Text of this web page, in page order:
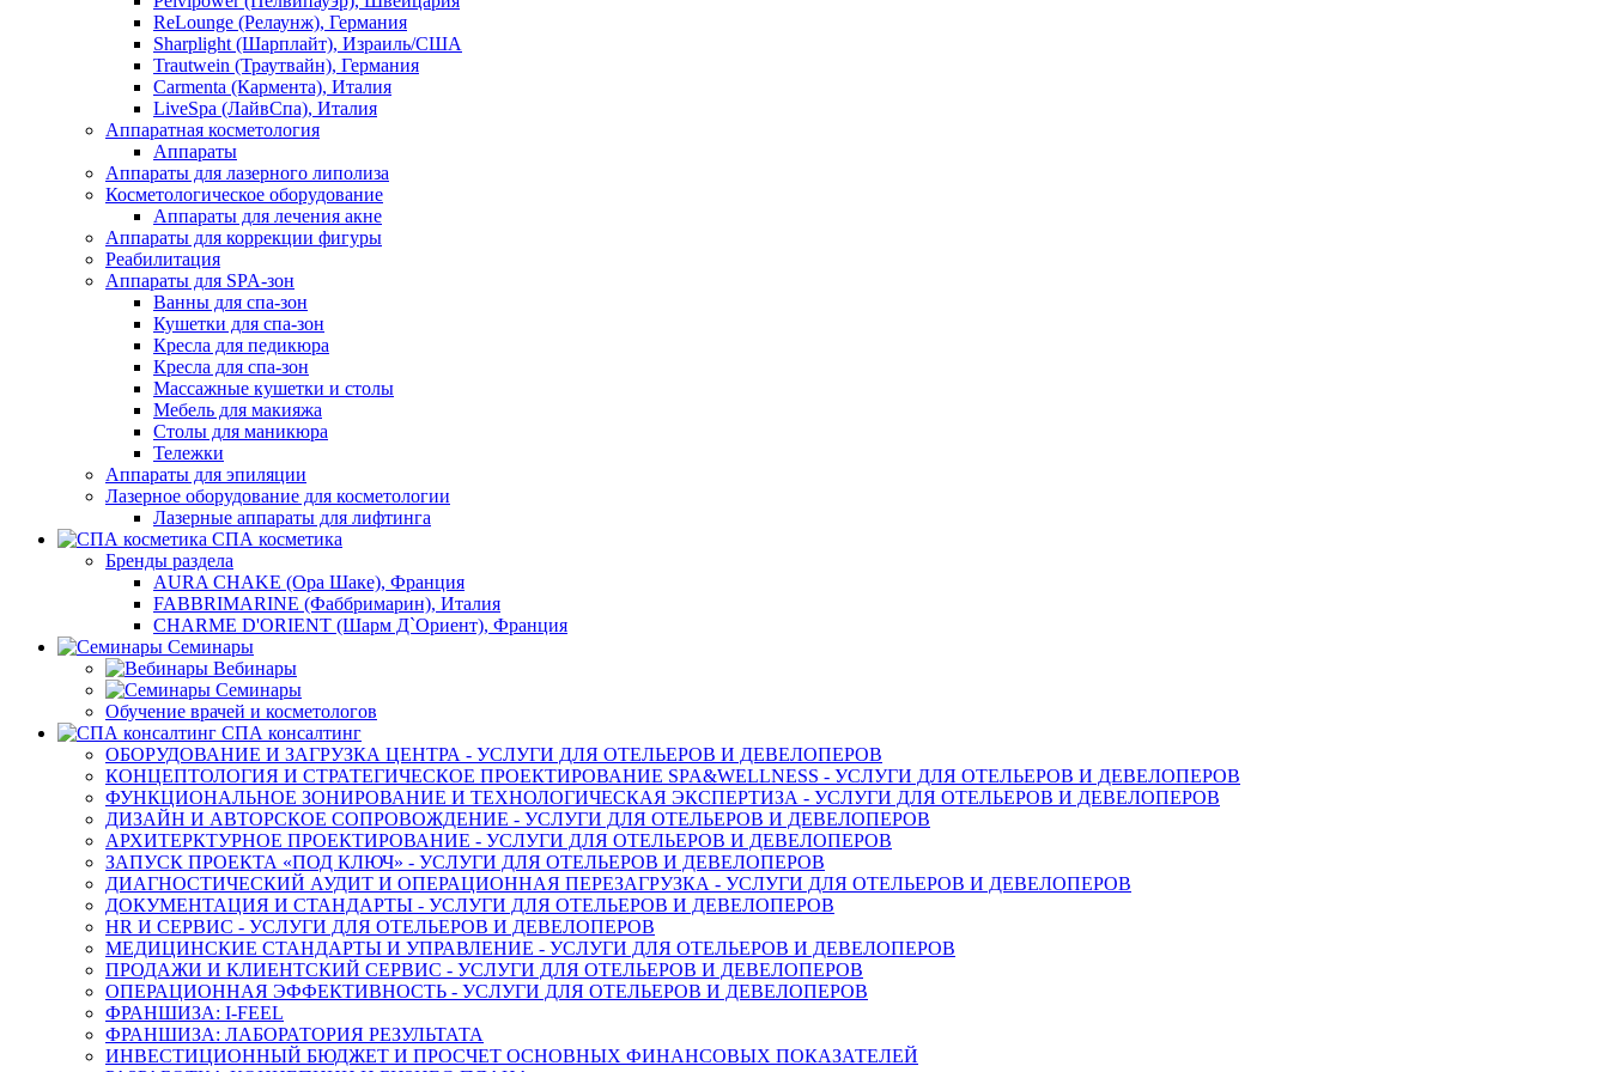
ReLounge (Релаунж), Германия
Sharplight (Шарплайт), Израиль/США
Trautwein (Траутвайн), Германия
Carmenta (Кармента), Италия
LiveSpa (ЛайвСпа), Италия
Аппаратная косметология
Аппараты
Аппараты для лазерного липолиза
Косметологическое оборудование
Аппараты для лечения акне
Аппараты для коррекции фигуры
Реабилитация
Аппараты для SPA-зон
Ванны для спа-зон
Кушетки для спа-зон
Кресла для педикюра
Кресла для спа-зон
Массажные кушетки и столы
Мебель для макияжа
Столы для маникюра
Тележки
Аппараты для эпиляции
Лазерное оборудование для косметологии
Лазерные аппараты для лифтинга
СПА косметика
Бренды раздела
AURA CHAKE (Ора Шаке), Франция
FABBRIMARINE (Фаббримарин), Италия
CHARME D'ORIENT (Шарм Д`Ориент), Франция
Семинары
Вебинары
Семинары
Обучение врачей и косметологов
СПА консалтинг
ОБОРУДОВАНИЕ И ЗАГРУЗКА ЦЕНТРА - УСЛУГИ ДЛЯ ОТЕЛЬЕРОВ И ДЕВЕЛОПЕРОВ
КОНЦЕПТОЛОГИЯ И СТРАТЕГИЧЕСКОЕ ПРОЕКТИРОВАНИЕ SPA&WELLNESS - УСЛУГИ ДЛЯ ОТЕЛЬЕРОВ И ДЕВЕЛОПЕРОВ
ФУНКЦИОНАЛЬНОЕ ЗОНИРОВАНИЕ И ТЕХНОЛОГИЧЕСКАЯ ЭКСПЕРТИЗА - УСЛУГИ ДЛЯ ОТЕЛЬЕРОВ И ДЕВЕЛОПЕРОВ
ДИЗАЙН И АВТОРСКОЕ СОПРОВОЖДЕНИЕ - УСЛУГИ ДЛЯ ОТЕЛЬЕРОВ И ДЕВЕЛОПЕРОВ
АРХИТЕРКТУРНОЕ ПРОЕКТИРОВАНИЕ - УСЛУГИ ДЛЯ ОТЕЛЬЕРОВ И ДЕВЕЛОПЕРОВ
ЗАПУСК ПРОЕКТА «ПОД КЛЮЧ» - УСЛУГИ ДЛЯ ОТЕЛЬЕРОВ И ДЕВЕЛОПЕРОВ
ДИАГНОСТИЧЕСКИЙ АУДИТ И ОПЕРАЦИОННАЯ ПЕРЕЗАГРУЗКА - УСЛУГИ ДЛЯ ОТЕЛЬЕРОВ И ДЕВЕЛОПЕРОВ
ДОКУМЕНТАЦИЯ И СТАНДАРТЫ - УСЛУГИ ДЛЯ ОТЕЛЬЕРОВ И ДЕВЕЛОПЕРОВ
HR И СЕРВИС - УСЛУГИ ДЛЯ ОТЕЛЬЕРОВ И ДЕВЕЛОПЕРОВ
МЕДИЦИНСКИЕ СТАНДАРТЫ И УПРАВЛЕНИЕ - УСЛУГИ ДЛЯ ОТЕЛЬЕРОВ И ДЕВЕЛОПЕРОВ
ПРОДАЖИ И КЛИЕНТСКИЙ СЕРВИС - УСЛУГИ ДЛЯ ОТЕЛЬЕРОВ И ДЕВЕЛОПЕРОВ
ОПЕРАЦИОННАЯ ЭФФЕКТИВНОСТЬ - УСЛУГИ ДЛЯ ОТЕЛЬЕРОВ И ДЕВЕЛОПЕРОВ
ФРАНШИЗА: I-FEEL
ФРАНШИЗА: ЛАБОРАТОРИЯ РЕЗУЛЬТАТА
ИНВЕСТИЦИОННЫЙ БЮДЖЕТ И ПРОСЧЕТ ОСНОВНЫХ ФИНАНСОВЫХ ПОКАЗАТЕЛЕЙ